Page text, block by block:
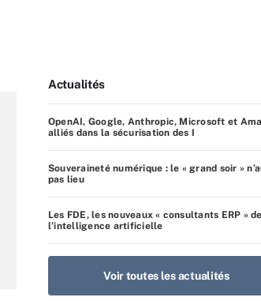
Actualités
OpenAI, Google, Anthropic, Microsoft et
alliés dans la sécurisation des I
Souveraineté numérique : le « grand soir »
pas lieu
Les FDE, les nouveaux « consultants ERP » de
l’intelligence artificielle
Voir toutes les actualités